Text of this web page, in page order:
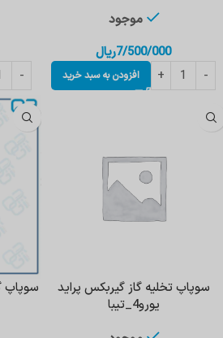
موجود
7/500/000ریال
افزودن به سبد خرید
سوپاپ تخلیه گاز گیربکس پراید
یورو4_تیبا